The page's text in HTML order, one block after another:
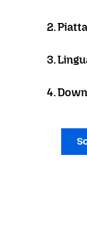
2.
3.
4.